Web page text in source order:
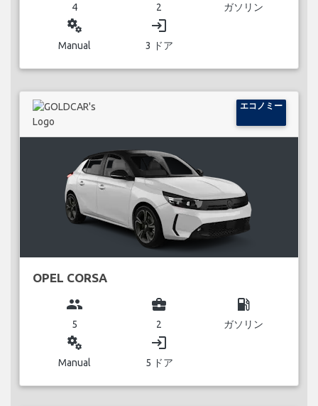
4 2 ガソリン
miscellaneous_services
Manual
login
3 ドア
エコノミー
OPEL CORSA
group
5
business_center
2
local_gas_station
ガソリン
miscellaneous_services
Manual
login
5 ドア